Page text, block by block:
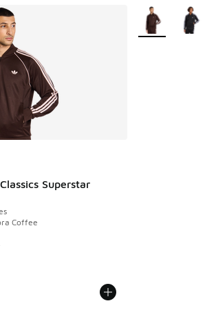
Superstar
Coffee
promotion. Prix en baisse de € 74,99 à
Plus de couleurs